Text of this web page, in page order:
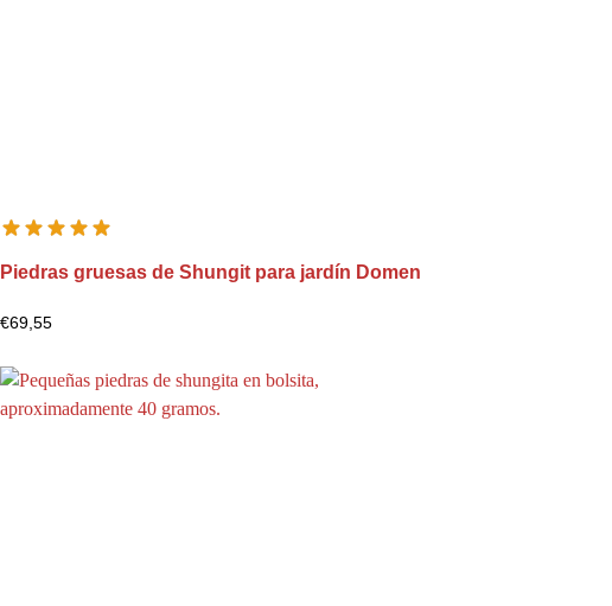
Piedras gruesas de Shungit para jardín Domen
€69,55